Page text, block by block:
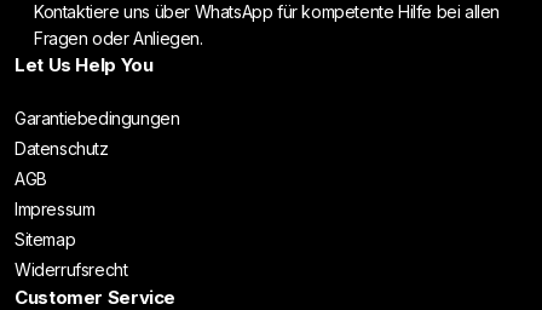
Kontaktiere uns über WhatsApp für kompetente Hilfe bei allen
Fragen oder Anliegen.
Let Us Help You
Garantiebedingungen
Datenschutz
AGB
Impressum
Sitemap
Widerrufsrecht
Customer Service